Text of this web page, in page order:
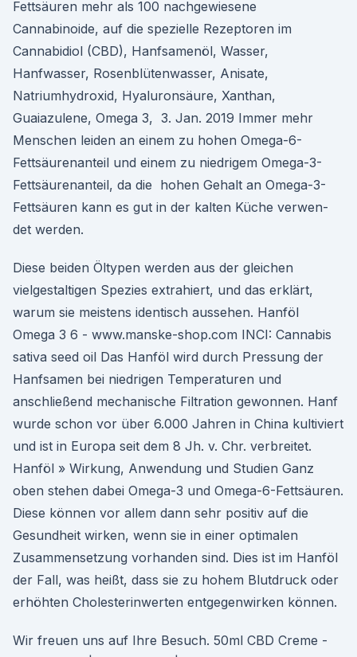
Fettsäuren mehr als 100 nachgewiesene
Cannabinoide, auf die spezielle Rezeptoren im
Cannabidiol (CBD), Hanfsamenöl, Wasser,
Hanfwasser, Rosenblütenwasser, Anisate,
Natriumhydroxid, Hyaluronsäure, Xanthan,
Guaiazulene, Omega 3, 3. Jan. 2019 Immer mehr
Menschen leiden an einem zu hohen Omega-6-
Fettsäurenanteil und einem zu niedrigem Omega-3-
Fettsäurenanteil, da die hohen Gehalt an Omega-3-
Fettsäuren kann es gut in der kalten Küche verwen-
det werden.
Diese beiden Öltypen werden aus der gleichen
vielgestaltigen Spezies extrahiert, und das erklärt,
warum sie meistens identisch aussehen. Hanföl
Omega 3 6 - www.manske-shop.com INCI: Cannabis
sativa seed oil Das Hanföl wird durch Pressung der
Hanfsamen bei niedrigen Temperaturen und
anschließend mechanische Filtration gewonnen. Hanf
wurde schon vor über 6.000 Jahren in China kultiviert
und ist in Europa seit dem 8 Jh. v. Chr. verbreitet.
Hanföl » Wirkung, Anwendung und Studien Ganz
oben stehen dabei Omega-3 und Omega-6-Fettsäuren.
Diese können vor allem dann sehr positiv auf die
Gesundheit wirken, wenn sie in einer optimalen
Zusammensetzung vorhanden sind. Dies ist im Hanföl
der Fall, was heißt, dass sie zu hohem Blutdruck oder
erhöhten Cholesterinwerten entgegenwirken können.
Wir freuen uns auf Ihre Besuch. 50ml CBD Creme -